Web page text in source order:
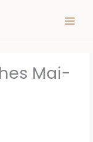
Mai-